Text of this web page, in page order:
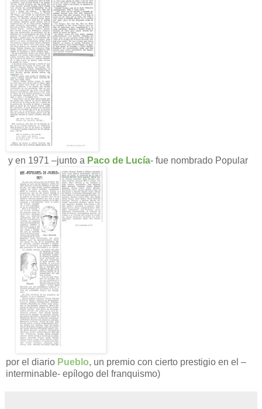
y en 1971 –junto a Paco de Lucía- fue nombrado Popular
por el diario Pueblo, un premio con cierto prestigio en el –
interminable- epílogo del franquismo)